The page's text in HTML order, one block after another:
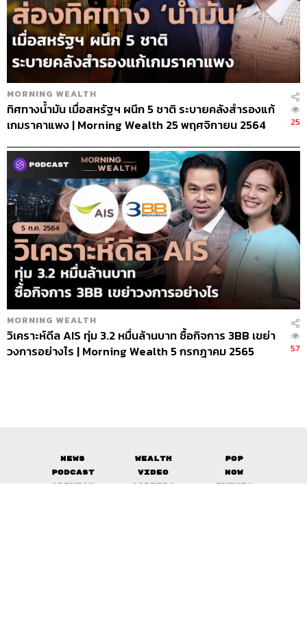
MORNING WEALTH
ทิศทางน้ำมัน เมื่อสหรัฐฯ ผนึก 5 ชาติ ระบายคลังสำรองแก้
เกมราคาแพง | Morning Wealth 25 พฤศจิกายน 2564
25
MORNING WEALTH
วิเคราะห์ดีล AIS ทุ่ม 3.2 หมื่นล้านบาท ซื้อกิจการ 3BB เขย่า
วงการอย่างไร | Morning Wealth 5 กรกฎาคม 2565
57
News Wealth
Pop
Podcast
Video
Now
Opinion
Careers
Events